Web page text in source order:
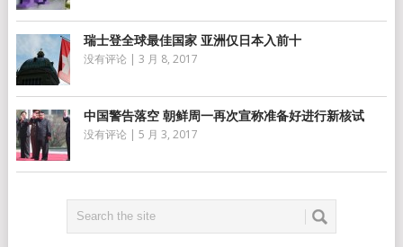
瑞士登全球最佳国家 亚洲仅日本入前十
没有评论 | 3 月 8, 2017
中国警告落空 朝鲜周一再次宣称准备好进行新核试
没有评论 | 5 月 3, 2017